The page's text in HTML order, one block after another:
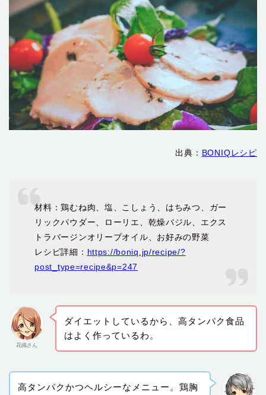
出典： BONIQレシピ
材料：鶏むね肉、塩、こしょう、はちみつ、ガー
リックパウダー、ローリエ、乾燥バジル、エクス
トラバージンオリーブオイル、お好みの野菜
レシピ詳細： https://boniq.jp/recipe/?
post_type=recipe&p=247
花織さん
ダイエットしているから、高タンパク食品
はよく作っているわ。
高タンパクかつヘルシーなメニュー。鶏胸